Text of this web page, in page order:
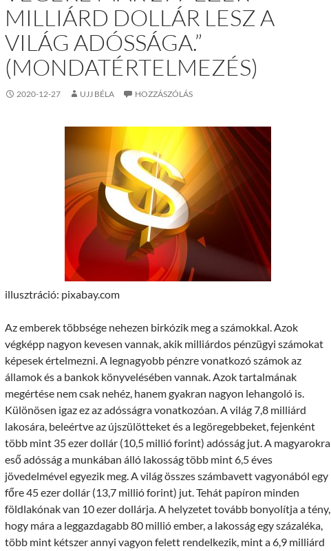
MILLIÁRD DOLLÁR LESZ A
VILÁG ADÓSSÁGA.”
(MONDATÉRTELMEZÉS)
2020-12-27 UJJ BÉLA HOZZÁSZÓLÁS
illusztráció: pixabay.com
Az emberek többsége nehezen birkózik meg a számokkal. Azok
végképp nagyon kevesen vannak, akik milliárdos pénzügyi számokat
képesek értelmezni. A legnagyobb pénzre vonatkozó számok az
államok és a bankok könyvelésében vannak. Azok tartalmának
megértése nem csak nehéz, hanem gyakran nagyon lehangoló is.
Különösen igaz ez az adósságra vonatkozóan. A világ 7,8 milliárd
lakosára, beleértve az újszülötteket és a legöregebbeket, fejenként
több mint 35 ezer dollár (10,5 millió forint) adósság jut. A magyarokra
eső adósság a munkában álló lakosság több mint 6,5 éves
jövedelmével egyezik meg. A világ összes számbavett vagyonából egy
főre 45 ezer dollár (13,7 millió forint) jut. Tehát papíron minden
földlakónak van 10 ezer dollárja. A helyzetet tovább bonyolítja a tény,
hogy mára a leggazdagabb 80 millió ember, a lakosság egy százaléka,
több mint kétszer annyi vagyon felett rendelkezik, mint a 6,9 milliárd